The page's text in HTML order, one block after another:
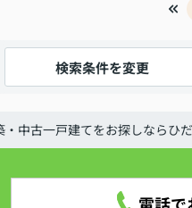
検索条件を変更
・中古一戸建てをお探しならひ
電話で